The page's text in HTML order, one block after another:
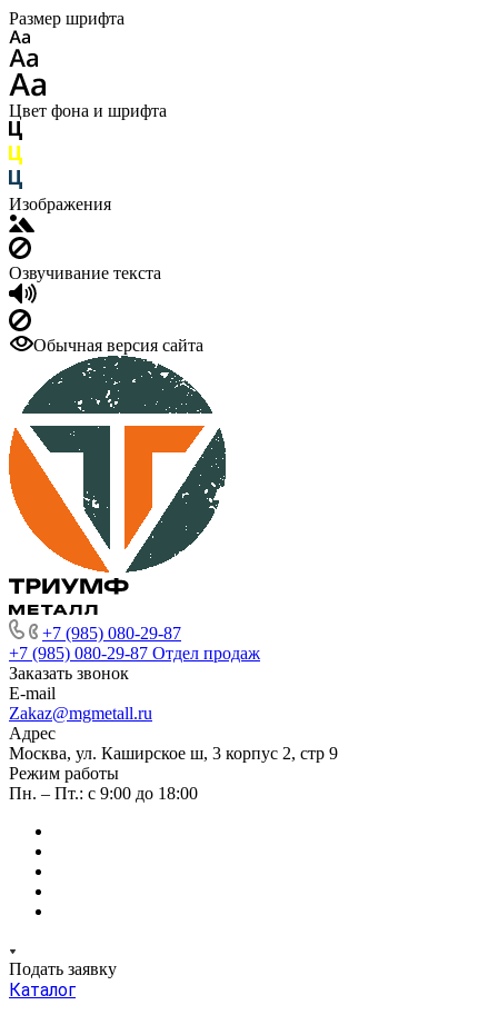
Размер шрифта
Цвет фона и шрифта
Изображения
Озвучивание текста
Обычная версия сайта
+7 (985) 080-29-87
+7 (985) 080-29-87 Отдел продаж
Заказать звонок
E-mail
Zakaz@mgmetall.ru
Адрес
Москва, ул. Каширское ш, 3 корпус 2, стр 9
Режим работы
Пн. – Пт.: с 9:00 до 18:00
Подать заявку
Каталог